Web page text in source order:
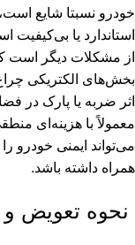
خودرو نسبتا شایع
استاندارد یا
از مشکلات دیگر است
بخش‌های الکتریکی
اثر ضربه یا پارک در
معمولاً با هزینه‌ای
می‌تواند ایمنی خودرو
همراه داشته باشد.
نحوه تعویض و